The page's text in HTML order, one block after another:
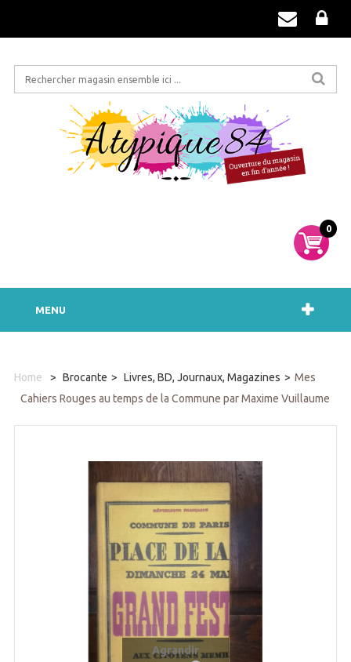
0
MENU
Home > Brocante > Livres, BD, Journaux, Magazines > Mes
Cahiers Rouges au temps de la Commune par Maxime Vuillaume
Agrandir